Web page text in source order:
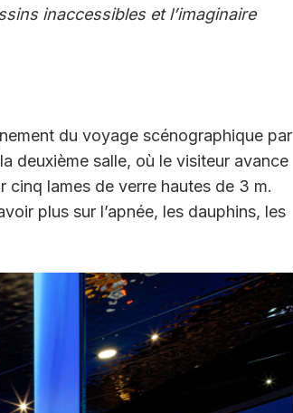
inaccessibles et l’imaginaire
du voyage scénographique par
deuxième salle, où le visiteur avance
cinq lames de verre hautes de 3 m.
plus sur l’apnée, les dauphins, les